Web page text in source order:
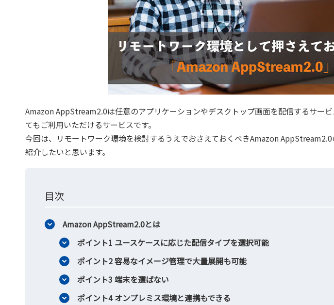
Amazon AppStream2.0は任意のアプリケーションやデスクトップ画面を配信するサー
てもご利用いただけるサービスです。
今回は、リモートワーク環境を検討するうえでおさえておくべきAmazon
紹介したいと思います。
目次
Amazon AppStream2.0とは
ポイント1 ユースケースに応じた配信タイプを選択可能
ポイント2 容易なイメージ管理で大量展開も可能
ポイント3 端末を選ばない
ポイント4 オンプレミス環境と連携もできる